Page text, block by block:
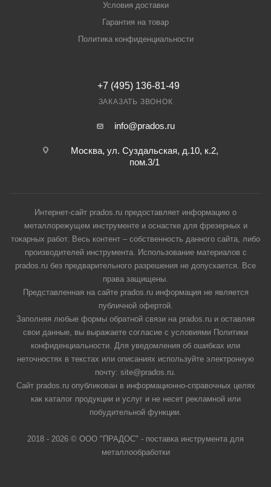
Условия доставки
Гарантия на товар
Политика конфиденциальности
+7 (495) 136-81-49
ЗАКАЗАТЬ ЗВОНОК
info@prados.ru
Москва, ул. Суздальская, д.10, к.2,
пом.3/1
Интернет-сайт prados.ru предоставляет информацию о
металлорежущем инструменте и оснастке для фрезерных и
токарных работ. Весь контент – собственность данного сайта, либо
производителей инструмента. Использование материалов с
prados.ru без предварительного разрешения не допускается. Все
права защищены.
Представленная на сайте prados.ru информация не является
публичной офертой.
Заполняя любые формы обратной связи на prados.ru и оставляя
свои данные, вы выражаете согласие с условиями Политики
конфиденциальности. Для уведомления об ошибках или
неточностях в текстах или описаниях используйте электронную
почту: site@prados.ru.
Сайт prados.ru опубликован в информационно-справочных целях
как каталог продукции и услуг и не несет рекламной или
побудительной функции.
2018 - 2026 © ООО "ПРАДОС" - поставка инструмента для
металлообработки